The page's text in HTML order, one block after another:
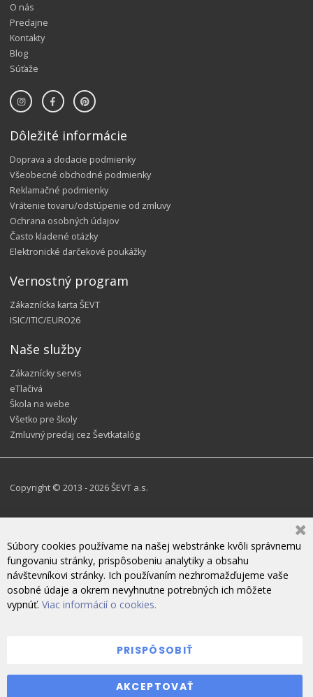
O nás
Predajne
Kontakty
Blog
Súťaže
Dôležité informácie
Doprava a dodacie podmienky
Všeobecné obchodné podmienky
Reklamačné podmienky
Vrátenie tovaru/odstúpenie od zmluvy
Ochrana osobných údajov
Často kladené otázky
Elektronické darčekové poukážky
Vernostný program
Zákaznícka karta ŠEVT
ISIC/ITIC/EURO26
Naše služby
Zákaznícky servis
eTlačivá
Škola na webe
Všetko pre školy
Zmluvný predaj cez Ševtkatalóg
Copyright © 2013 - 2026 ŠEVT a.s.
ZANECHAJTE NÁM SPRÁVU
Súbory cookies používame na našej webstránke kvôli správnemu
fungovaniu stránky, prispôsobeniu analytiky a obsahu
návštevníkovi stránky. Ich používaním nezhromažďujeme vaše
osobné údaje a okrem nevyhnutne potrebných ich môžete
vypnúť. Viac informácií o cookies.
AKCEPTOVAŤ
PRISPÔSOBIŤ